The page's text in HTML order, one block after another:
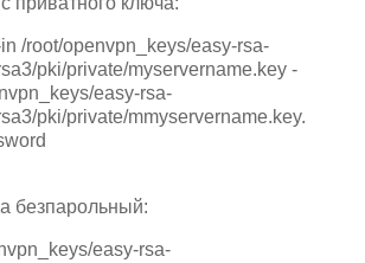
/root/openvpn_keys/easy-rsa-
pki/private/myservername.key -
easy-rsa-
pki/private/mmyservername.key.
безпарольный:
easy-rsa-